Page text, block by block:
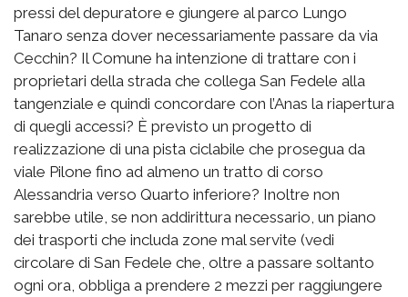
pressi del depuratore e giungere al parco Lungo
Tanaro senza dover necessariamente passare da via
Cecchin? Il Comune ha intenzione di trattare con i
proprietari della strada che collega San Fedele alla
tangenziale e quindi concordare con l’Anas la riapertura
di quegli accessi? È previsto un progetto di
realizzazione di una pista ciclabile che prosegua da
viale Pilone fino ad almeno un tratto di corso
Alessandria verso Quarto inferiore? Inoltre non
sarebbe utile, se non addirittura necessario, un piano
dei trasporti che includa zone mal servite (vedi
circolare di San Fedele che, oltre a passare soltanto
ogni ora, obbliga a prendere 2 mezzi per raggiungere